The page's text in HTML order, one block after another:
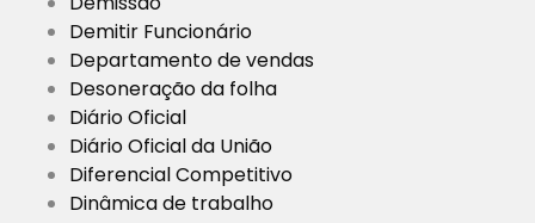
Demitir Funcionário
Departamento de vendas
Desoneração da folha
Diário Oficial
Diário Oficial da União
Diferencial Competitivo
Dinâmica de trabalho